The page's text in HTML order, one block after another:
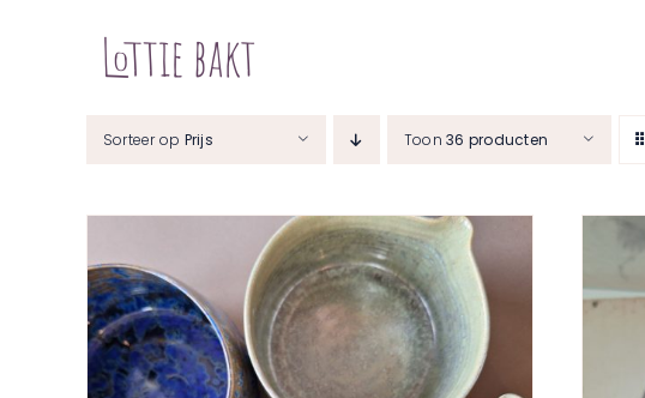
Sorteer op Prijs Toon36 producten